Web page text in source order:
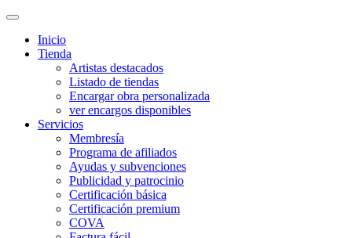
Inicio
Tienda
Artistas destacados
Listado de tiendas
Encargar obra personalizada
ver encargos disponibles
Servicios
Membresía
Programa de afiliados
Ayudas y subvenciones
Publicidad y patrocinio
Certificación básica
Certificación premium
COVA